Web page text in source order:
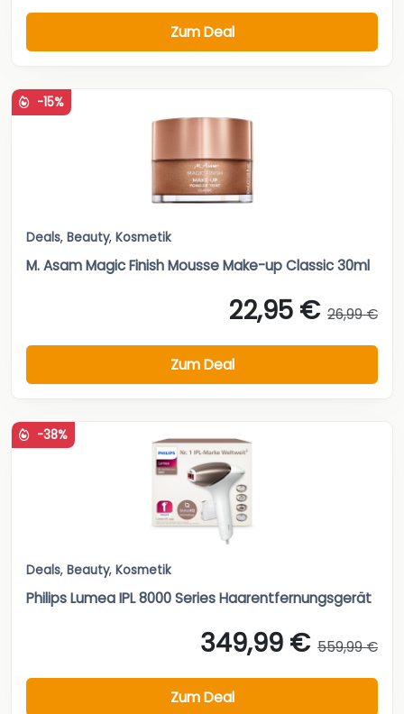
Zum Deal
-15%
Deals, Beauty, Kosmetik
M. Asam Magic Finish Mousse Make-up Classic 30ml
22,95 € 26,99 €
Zum Deal
-38%
Deals, Beauty, Kosmetik
Philips Lumea IPL 8000 Series Haarentfernungsgerät
349,99 € 559,99 €
Zum Deal